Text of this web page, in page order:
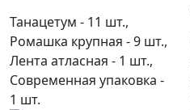
Танацетум - 11 шт.,
Ромашка крупная - 9 шт.,
Лента атласная - 1 шт.,
Современная упаковка -
1 шт.